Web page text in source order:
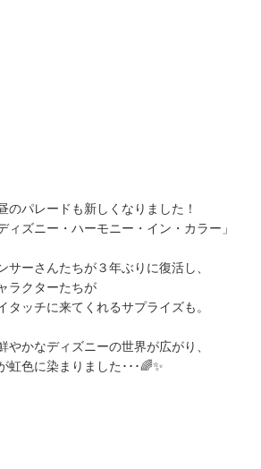
のパレードも新しくなりました！
ィズニー・ハーモニー・イン・カラー」
サーさんたちが３年ぶりに復活し、
ラクターたちが
タッチに来てくれるサプライズも。
やかなディズニーの世界が広がり、
虹色に染まりました･･･🌈✨